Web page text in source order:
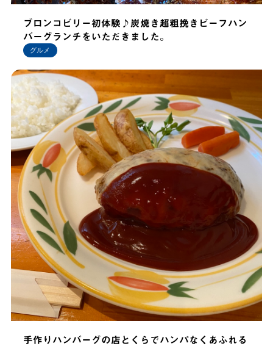
ブロンコビリー初体験♪炭焼き超粗挽きビーフハン
バーグランチをいただきました。
グルメ
手作りハンバーグの店とくらでハンパなくあふれる